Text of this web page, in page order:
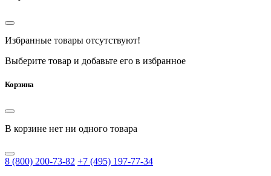
Избранные товары отсутствуют!
Выберите товар и добавьте его в избранное
Корзина
В корзине нет ни одного товара
8 (800) 200-73-82 +7 (495) 197-77-34